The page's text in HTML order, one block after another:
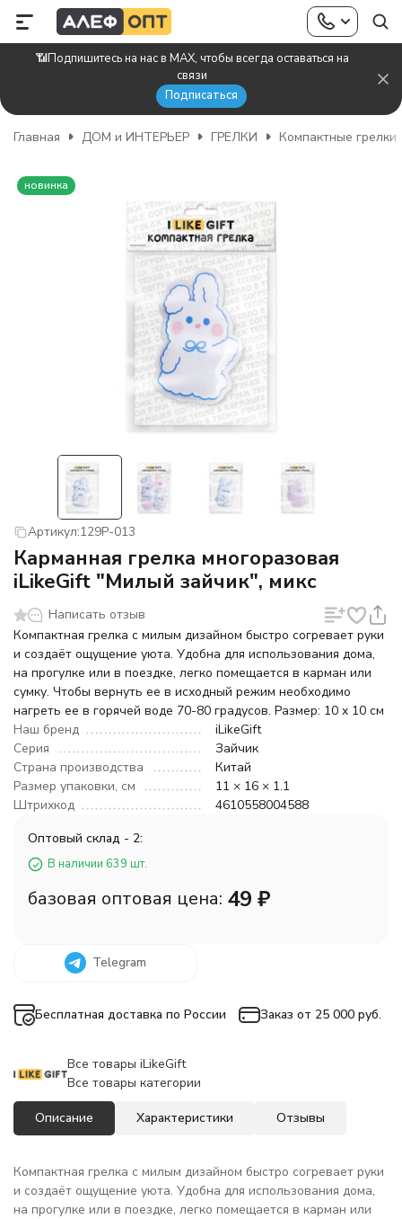
📶Подпишитесь на нас в MAX, чтобы всегда оставаться на
связи
Подписаться
Главная ДОМ и ИНТЕРЬЕР ГРЕЛКИ Компактные грелки
новинка
Артикул:129P-013
Карманная грелка многоразовая
iLikeGift "Милый зайчик", микс
Написать отзыв
Компактная грелка с милым дизайном быстро согревает руки
и создаёт ощущение уюта. Удобна для использования дома,
на прогулке или в поездке, легко помещается в карман или
сумку. Чтобы вернуть ее в исходный режим необходимо
нагреть ее в горячей воде 70-80 градусов. Размер: 10 x 10 см
Наш бренд
iLikeGift
Серия
Зайчик
Страна производства
Китай
Размер упаковки, см
11 × 16 × 1.1
Штрихкод
4610558004588
Оптовый склад - 2:
В наличии 639 шт.
базовая оптовая цена: 49 ₽
Telegram
Бесплатная доставка по России Заказ от 25 000 руб.
Все товары iLikeGift
Все товары категории
Описание Характеристики Отзывы
Компактная грелка с милым дизайном быстро согревает руки
и создаёт ощущение уюта. Удобна для использования дома,
на прогулке или в поездке, легко помещается в карман или